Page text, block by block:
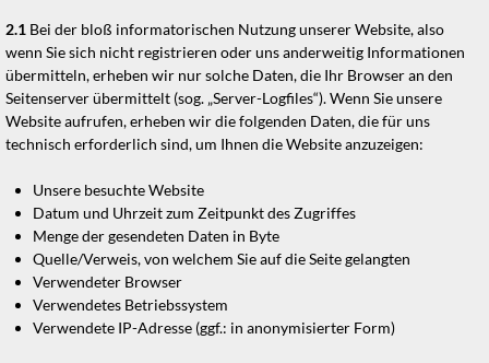
2.1 Bei der bloß informatorischen Nutzung unserer Website, also
wenn Sie sich nicht registrieren oder uns anderweitig Informationen
übermitteln, erheben wir nur solche Daten, die Ihr Browser an den
Seitenserver übermittelt (sog. „Server-Logfiles“). Wenn Sie unsere
Website aufrufen, erheben wir die folgenden Daten, die für uns
technisch erforderlich sind, um Ihnen die Website anzuzeigen:
Unsere besuchte Website
Datum und Uhrzeit zum Zeitpunkt des Zugriffes
Menge der gesendeten Daten in Byte
Quelle/Verweis, von welchem Sie auf die Seite gelangten
Verwendeter Browser
Verwendetes Betriebssystem
Verwendete IP-Adresse (ggf.: in anonymisierter Form)